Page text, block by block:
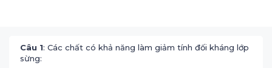
Câu 1: Các chất có khả năng làm giảm tính đối kháng lớp
sừng: